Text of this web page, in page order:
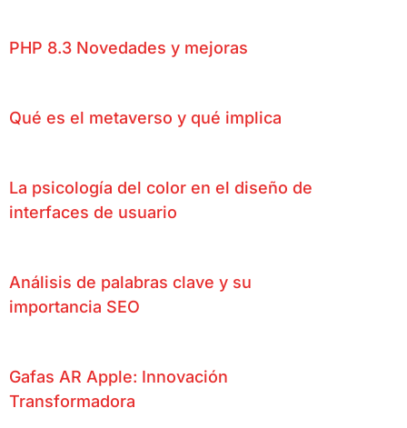
PHP 8.3 Novedades y mejoras
Qué es el metaverso y qué implica
La psicología del color en el diseño de
interfaces de usuario
Análisis de palabras clave y su
importancia SEO
Gafas AR Apple: Innovación
Transformadora